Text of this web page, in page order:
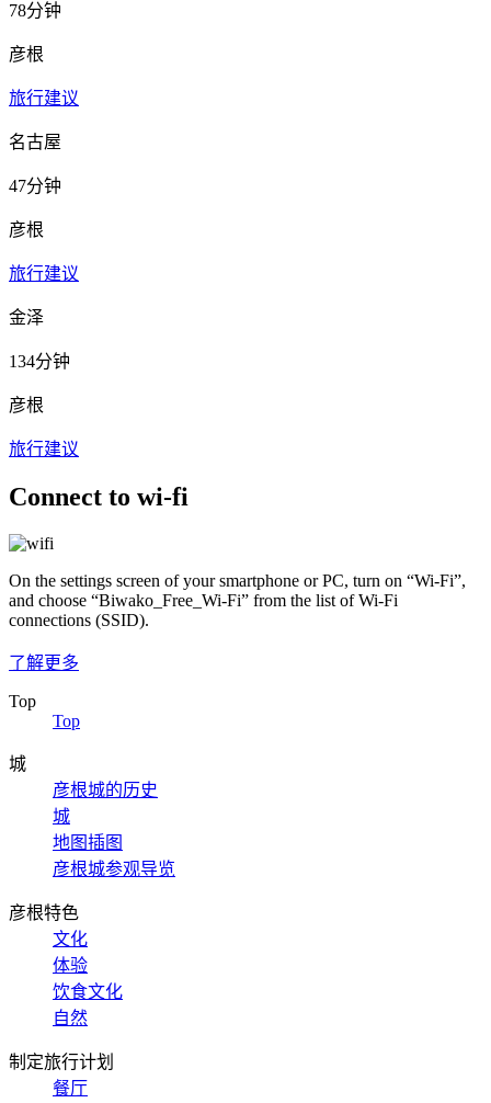
78分钟
彦根
旅行建议
名古屋
47分钟
彦根
旅行建议
金泽
134分钟
彦根
旅行建议
Connect to wi-fi
On the settings screen of your smartphone or PC, turn on “Wi-Fi”,
and choose “Biwako_Free_Wi-Fi” from the list of Wi-Fi
connections (SSID).
了解更多
Top
Top
城
彦根城的历史
城
地图插图
彦根城参观导览
彦根特色
文化
体验
饮食文化
自然
制定旅行计划
餐厅